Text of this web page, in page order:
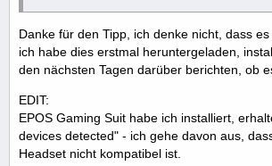
Danke für den Tipp, ich denke nicht, dass
ich habe dies erstmal heruntergeladen,
den nächsten Tagen darüber berichten, ob
EDIT:
EPOS Gaming Suit habe ich installiert,
devices detected" - ich gehe davon aus,
Headset nicht kompatibel ist.